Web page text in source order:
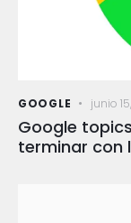
GOOGLE junio
Google
terminar con